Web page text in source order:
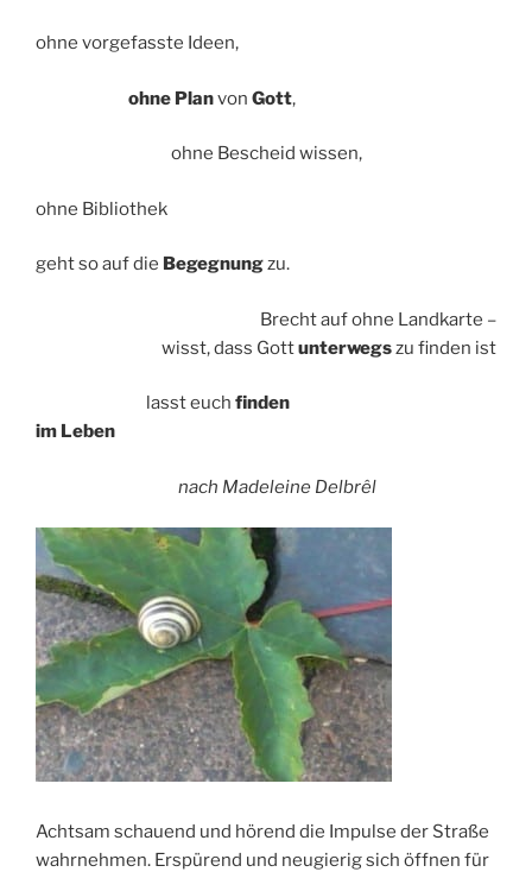
ohne vorgefasste Ideen,
ohne Planvon Gott,
ohne Bescheid wissen,
ohne Bibliothek
geht so auf die Begegnungzu.
Brecht auf ohne Landkarte –
wisst, dass Gottunterwegszu finden ist
lasst euch finden
im Leben
nach Madeleine Delbrêl
Achtsam schauend und hörend die Impulse der Straße
wahrnehmen. Erspürend und neugierig sich öffnen für